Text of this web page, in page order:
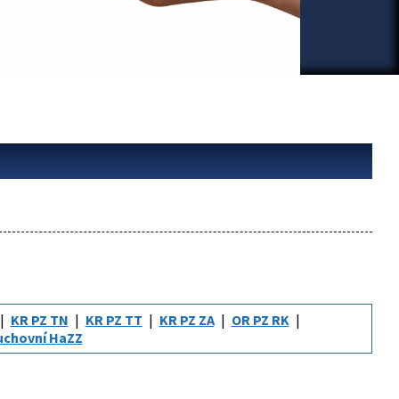
KR PZ TN KR PZ TT KR PZ ZA
OR PZ RK
HaZZ